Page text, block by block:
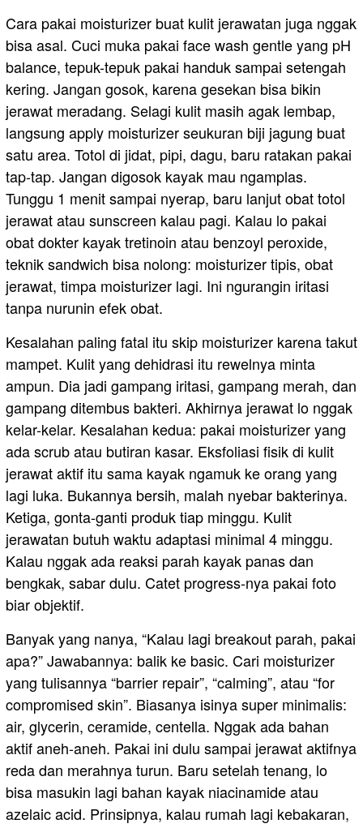
Cara pakai moisturizer buat kulit jerawatan juga nggak
bisa asal. Cuci muka pakai face wash gentle yang pH
balance, tepuk-tepuk pakai handuk sampai setengah
kering. Jangan gosok, karena gesekan bisa bikin
jerawat meradang. Selagi kulit masih agak lembap,
langsung apply moisturizer seukuran biji jagung buat
satu area. Totol di jidat, pipi, dagu, baru ratakan pakai
tap-tap. Jangan digosok kayak mau ngamplas.
Tunggu 1 menit sampai nyerap, baru lanjut obat totol
jerawat atau sunscreen kalau pagi. Kalau lo pakai
obat dokter kayak tretinoin atau benzoyl peroxide,
teknik sandwich bisa nolong: moisturizer tipis, obat
jerawat, timpa moisturizer lagi. Ini ngurangin iritasi
tanpa nurunin efek obat.
Kesalahan paling fatal itu skip moisturizer karena takut
mampet. Kulit yang dehidrasi itu rewelnya minta
ampun. Dia jadi gampang iritasi, gampang merah, dan
gampang ditembus bakteri. Akhirnya jerawat lo nggak
kelar-kelar. Kesalahan kedua: pakai moisturizer yang
ada scrub atau butiran kasar. Eksfoliasi fisik di kulit
jerawat aktif itu sama kayak ngamuk ke orang yang
lagi luka. Bukannya bersih, malah nyebar bakterinya.
Ketiga, gonta-ganti produk tiap minggu. Kulit
jerawatan butuh waktu adaptasi minimal 4 minggu.
Kalau nggak ada reaksi parah kayak panas dan
bengkak, sabar dulu. Catet progress-nya pakai foto
biar objektif.
Banyak yang nanya, “Kalau lagi breakout parah, pakai
apa?” Jawabannya: balik ke basic. Cari moisturizer
yang tulisannya “barrier repair”, “calming”, atau “for
compromised skin”. Biasanya isinya super minimalis:
air, glycerin, ceramide, centella. Nggak ada bahan
aktif aneh-aneh. Pakai ini dulu sampai jerawat aktifnya
reda dan merahnya turun. Baru setelah tenang, lo
bisa masukin lagi bahan kayak niacinamide atau
azelaic acid. Prinsipnya, kalau rumah lagi kebakaran,